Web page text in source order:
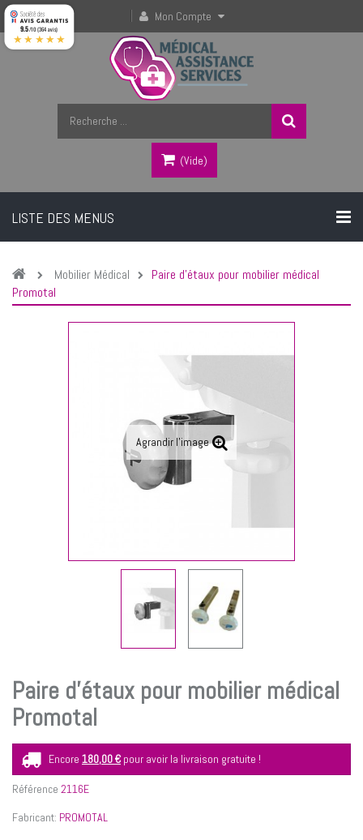
Mon Compte
(vide)
LISTE DES MENUS
Mobilier Médical
Paire d'étaux pour mobilier médical
Promotal
Agrandir l'image
Paire d'étaux pour mobilier médical
Promotal
Encore 180,00 € pour avoir la livraison gratuite !
Référence 2116E
Fabricant: PROMOTAL
9.5/10 (364 avis)
★★★★★